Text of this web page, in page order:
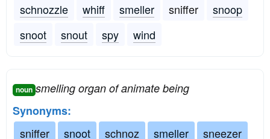
schnozzle
whiff smeller sniffer
snoop
snoot
snout spy wind
noun smelling organ of animate being
Synonyms:
sniffer
snoot schnoz smeller
sneezer